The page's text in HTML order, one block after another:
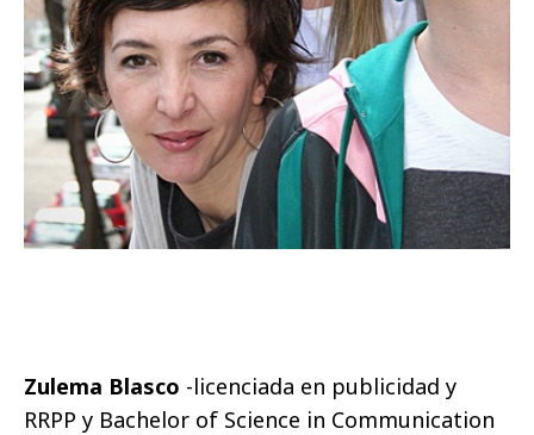
Zulema Blasco -licenciada en publicidad y
RRPP y Bachelor of Science in Communication